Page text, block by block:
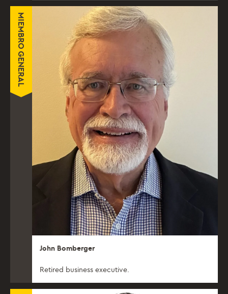
MIEMBRO GENERAL
John Bomberger
Retired business executive.